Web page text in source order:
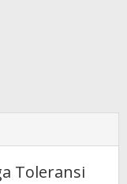
Toleransi